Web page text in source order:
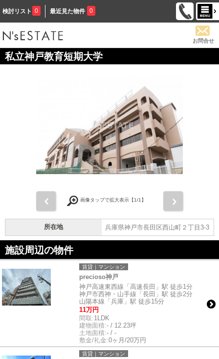
検討リスト 0 最近見た物件 0
お問合せ
私立神戸教育短期大学
画像タップで拡大表示【1/1】
所在地 兵庫県神戸市長田区西山町２丁目3-3
施設周辺の物件
賃貸｜マンション
precioso神戸
神戸高速東西線「高速長田」駅 徒歩1分
神戸市西神・山手線「長田」駅 徒歩2分
山陽本線「兵庫」駅 徒歩15分
11万円
間取:1LDK
建物面積:- / 12.23坪
土地面積:- / -
敷金/礼金:0ヶ月/20万円
賃貸｜マンション